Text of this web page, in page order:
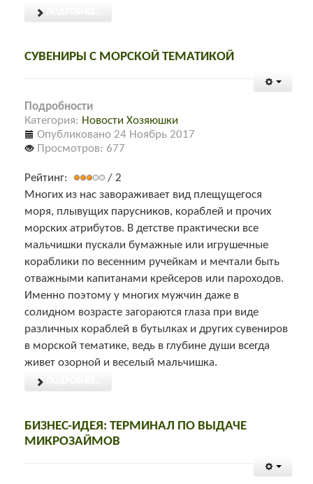
СУВЕНИРЫ С МОРСКОЙ ТЕМАТИКОЙ
Подробности
Категория: Новости Хозяюшки
Опубликовано 24 Ноябрь 2017
Просмотров: 677
Рейтинг:
/ 2
Многих из нас завораживает вид плещущегося
моря, плывущих парусников, кораблей и прочих
морских атрибутов. В детстве практически все
мальчишки пускали бумажные или игрушечные
кораблики по весенним ручейкам и мечтали быть
отважными капитанами крейсеров или пароходов.
Именно поэтому у многих мужчин даже в
солидном возрасте загораются глаза при виде
различных кораблей в бутылках и других сувениров
в морской тематике, ведь в глубине души всегда
живет озорной и веселый мальчишка.
БИЗНЕС-ИДЕЯ: ТЕРМИНАЛ ПО ВЫДАЧЕ
МИКРОЗАЙМОВ